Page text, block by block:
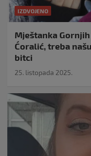
IZDVOJENO
Mještanka
Ćoralić, treba
bitci
25. listopada 2025.